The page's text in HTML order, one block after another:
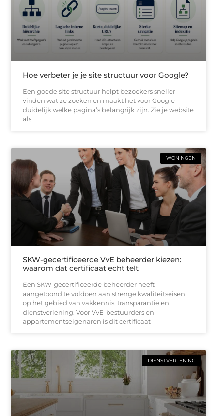
Hoe verbeter je je site structuur voor Google?
Een goede site structuur helpt bezoekers sneller
vinden wat ze zoeken en maakt het voor Google
duidelijk welke pagina’s belangrijk zijn. Zie je website
als
WONINGEN
SKW-gecertificeerde VvE beheerder kiezen:
waarom dat certificaat echt telt
Een SKW-gecertificeerde beheerder heeft
aangetoond te voldoen aan strenge kwaliteitseisen
op het gebied van vakkennis, transparantie en
dienstverlening. Voor VvE-bestuurders en
appartementseigenaren is dit certificaat
DIENSTVERLENING